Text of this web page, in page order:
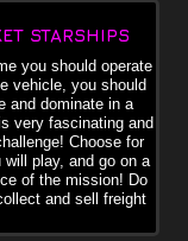
STARSHIPS
you should operate
vehicle, you should
and dominate in a
very fascinating and
Choose for
will play, and go on a
of the mission! Do
and sell freight